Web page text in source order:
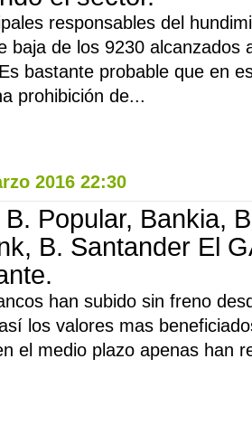
responsables del
baja de los 9230 alcanzados
bastante probable que en
prohibición de...
2016 22:30
Popular, Bankia,
B. Santander El
han subido sin freno
los valores mas
el medio plazo apenas han